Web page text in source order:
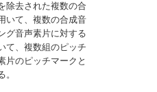
除去された複数の合
いて、複数の合成音
グ音声素片に対する
て、複数組のピッチ
片のピッチマークと